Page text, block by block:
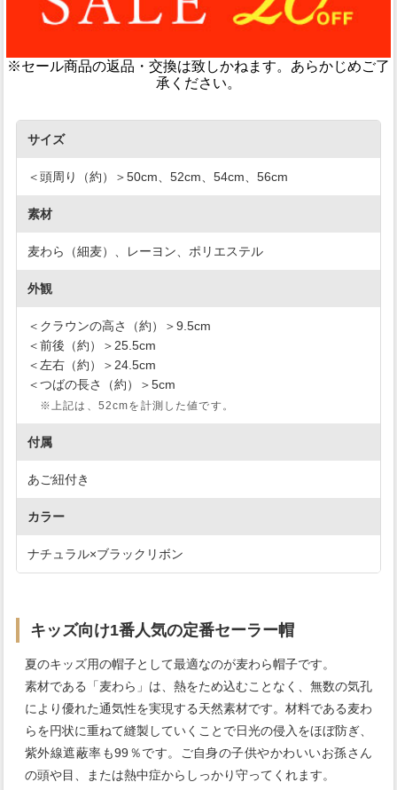
※セール商品の返品・交換は致しかねます。あらかじめご了
承ください。
サイズ
＜頭周り（約）＞50cm、52cm、54cm、56cm
素材
麦わら（細麦）、レーヨン、ポリエステル
外観
＜クラウンの高さ（約）＞9.5cm
＜前後（約）＞25.5cm
＜左右（約）＞24.5cm
＜つばの長さ（約）＞5cm
※上記は、52cmを計測した値です。
付属
あご紐付き
カラー
ナチュラル×ブラックリボン
キッズ向け1番人気の定番セーラー帽
夏のキッズ用の帽子として最適なのが麦わら帽子です。
素材である「麦わら」は、熱をため込むことなく、無数の気孔
により優れた通気性を実現する天然素材です。材料である麦わ
らを円状に重ねて縫製していくことで日光の侵入をほぼ防ぎ、
紫外線遮蔽率も99％です。ご自身の子供やかわいいお孫さん
の頭や目、または熱中症からしっかり守ってくれます。